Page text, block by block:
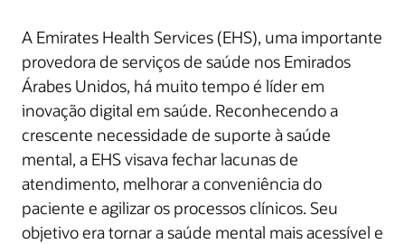
A Emirates Health Services (EHS), uma importante
provedora de serviços de saúde nos Emirados
Árabes Unidos, há muito tempo é líder em
inovação digital em saúde. Reconhecendo a
crescente necessidade de suporte à saúde
mental, a EHS visava fechar lacunas de
atendimento, melhorar a conveniência do
paciente e agilizar os processos clínicos. Seu
objetivo era tornar a saúde mental mais acessível e